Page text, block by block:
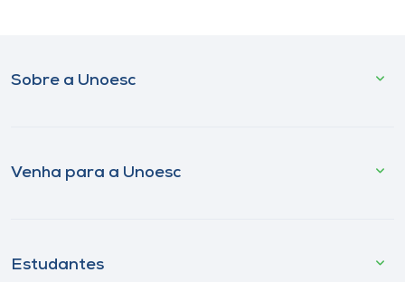
Sobre a Unoesc
Venha para a Unoesc
Estudantes